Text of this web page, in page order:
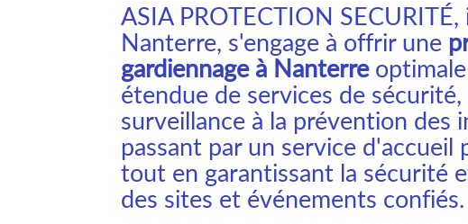
ASIA PROTECTION SECURITÉ,
Nanterre, s'engage à offrir une
gardiennage à Nanterreoptimale
étendue de services de sécurité,
surveillance à la prévention des
passant par un service d'accueil
tout en garantissant la sécurité
des sites et événements confiés.